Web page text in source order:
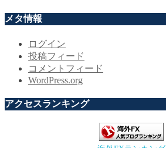
メタ情報
ログイン
投稿フィード
コメントフィード
WordPress.org
アクセスランキング